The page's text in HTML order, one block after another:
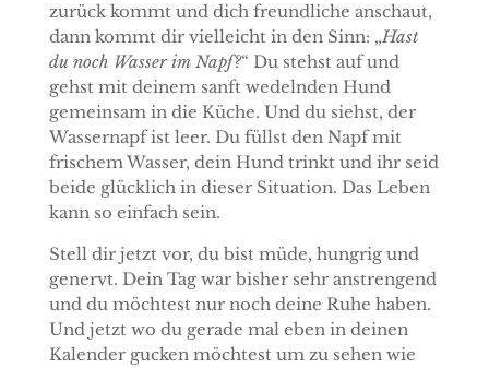
zurück kommt und dich freundliche anschaut,
dann kommt dir vielleicht in den Sinn: „Hast
du noch Wasser im Napf?“ Du stehst auf und
gehst mit deinem sanft wedelnden Hund
gemeinsam in die Küche. Und du siehst, der
Wassernapf ist leer. Du füllst den Napf mit
frischem Wasser, dein Hund trinkt und ihr seid
beide glücklich in dieser Situation. Das Leben
kann so einfach sein.
Stell dir jetzt vor, du bist müde, hungrig und
genervt. Dein Tag war bisher sehr anstrengend
und du möchtest nur noch deine Ruhe haben.
Und jetzt wo du gerade mal eben in deinen
Kalender gucken möchtest um zu sehen wie